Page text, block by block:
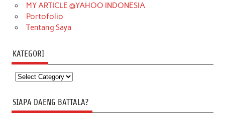
MY ARTICLE @YAHOO INDONESIA
Portofolio
Tentang Saya
KATEGORI
Kategori
SIAPA DAENG BATTALA?